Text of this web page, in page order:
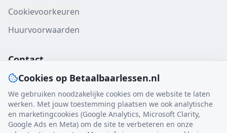
Cookies op Betaalbaarlessen.nl
We gebruiken noodzakelijke cookies om de website te laten
werken. Met jouw toestemming plaatsen we ook analytische
en marketingcookies (Google Analytics, Microsoft Clarity,
Google Ads en Meta) om de site te verbeteren en onze
Cookievoorkeuren
Huurvoorwaarden
Contact
Gratis verzending
Heel Nederland
KvK: 99864037